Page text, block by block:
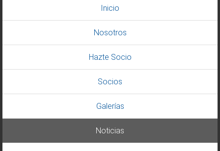
Inicio
Nosotros
Hazte Socio
Socios
Galerías
Noticias